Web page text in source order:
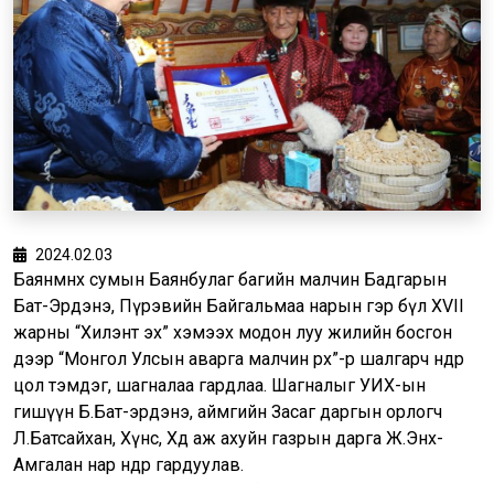
2024.02.03
Баянмөнх сумын Баянбулаг багийн малчин Бадгарын
Бат-Эрдэнэ, Пүрэвийн Байгальмаа нарын гэр бүл XVII
жарны “Хилэнт эх” хэмээх модон луу жилийн босгон
дээр “Монгол Улсын аварга малчин өрх”-өөр шалгарч өнөөдөр
цол тэмдэг, шагналаа гардлаа. Шагналыг УИХ-ын
гишүүн Б.Бат-эрдэнэ, аймгийн Засаг даргын орлогч
Л.Батсайхан, Хүнс, Хөдөө аж ахуйн газрын дарга Ж.Энх-
Амгалан нар өнөөдөр гардуулав.